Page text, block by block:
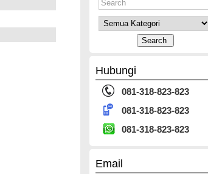
Hubungi
081-318-823-823
081-318-823-823
081-318-823-823
Email